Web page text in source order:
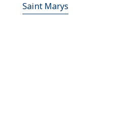
Saint Marys